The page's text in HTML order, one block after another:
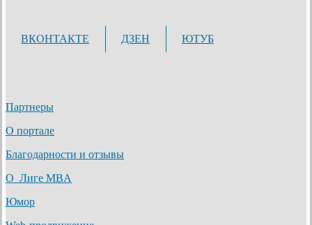
ВКОНТАКТЕ ДЗЕН ЮТУБ
Партнеры
О портале
Благодарности и отзывы
О Лиге MBA
Юмор